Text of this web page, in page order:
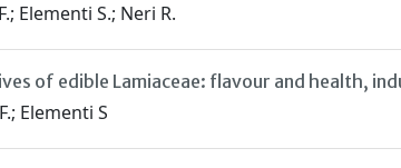
Elementi S.; Neri R.
of edible Lamiaceae: flavour and health,
Elementi S